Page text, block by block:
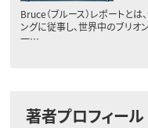
Bruce（ブルース）レポートと
ングに従事し、世界中のブリオ
一…
著者プロフィール